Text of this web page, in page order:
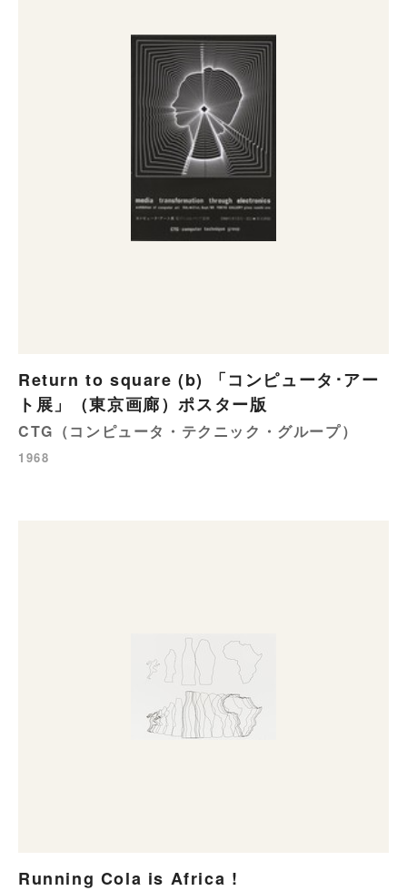
Return to square (b) 「コンピュータ･アー
ト展」（東京画廊）ポスター版
CTG（コンピュータ・テクニック・グループ）
1968
Running Cola is Africa !